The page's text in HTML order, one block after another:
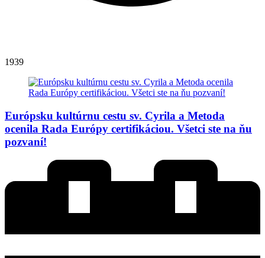
1939
Európsku kultúrnu cestu sv. Cyrila a Metoda
ocenila Rada Európy certifikáciou. Všetci ste na ňu
pozvaní!